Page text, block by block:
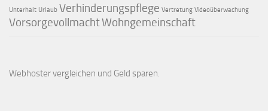
Unterhalt Urlaub Verhinderungspflege Vertretung Videoüberwachung
VorsorgevollmachtWohngemeinschaft
Webhoster vergleichen und Geld sparen.